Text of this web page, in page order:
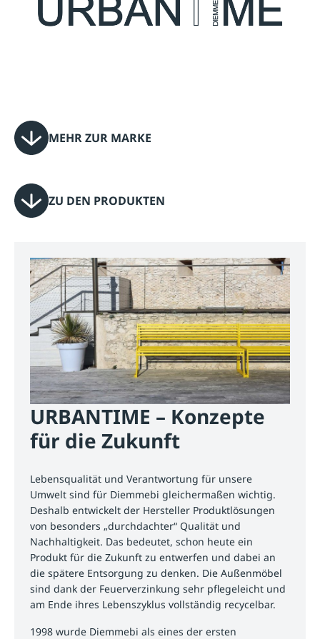
MEHR ZUR MARKE
ZU DEN PRODUKTEN
URBANTIME – Konzepte
für die Zukunft
Lebensqualität und Verantwortung für unsere
Umwelt sind für Diemmebi gleichermaßen wichtig.
Deshalb entwickelt der Hersteller Produktlösungen
von besonders „durchdachter“ Qualität und
Nachhaltigkeit. Das bedeutet, schon heute ein
Produkt für die Zukunft zu entwerfen und dabei an
die spätere Entsorgung zu denken. Die Außenmöbel
sind dank der Feuerverzinkung sehr pflegeleicht und
am Ende ihres Lebenszyklus vollständig recycelbar.
1998 wurde Diemmebi als eines der ersten